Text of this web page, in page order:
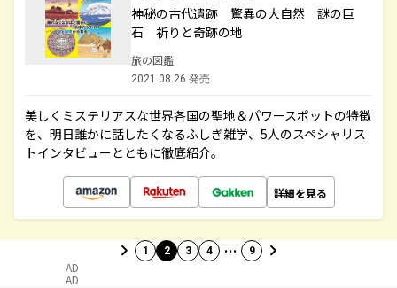
神秘の古代遺跡 驚異の大自然 謎の巨
石 祈りと奇跡の地
旅の図鑑
2021.08.26 発売
美しくミステリアスな世界各国の聖地＆パワースポットの特徴
を、明日誰かに話したくなるふしぎ雑学、5人のスペシャリス
トインタビューとともに徹底紹介。
詳細を見る
1 2 3 4 … 9
AD
AD